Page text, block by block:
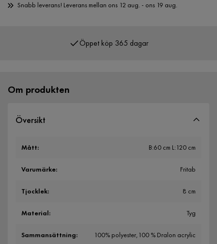
Snabb leverans! Leverans mellan ons 12 aug. - ons 19 aug.
Öppet köp 365 dagar
Om produkten
Översikt
Mått: B:60 cm L:120 cm
Varumärke: Fritab
Tjocklek: 8 cm
Material: Tyg
Sammansättning: 100% polyester,100 % Dralon acrylic